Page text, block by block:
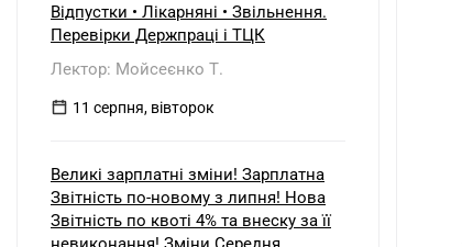
Відпустки • Лікарняні • Звільнення.
Перевірки Держпраці і ТЦК
Лектор: Мойсеєнко Т.
11 серпня, вівторок
Великі зарплатні зміни! Зарплатна
Звітність по-новому з липня! Нова
Звітність по квоті 4% та внеску за її